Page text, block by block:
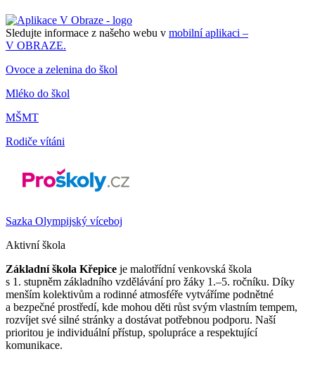
Sledujte informace z našeho webu v mobilní aplikaci –
V OBRAZE.
Ovoce a zelenina do škol
Mléko do škol
MŠMT
Rodiče vítáni
Sazka Olympijský víceboj
Aktivní škola
Základní škola Křepice je malotřídní venkovská škola
s 1. stupněm základního vzdělávání pro žáky 1.–5. ročníku. Díky
menším kolektivům a rodinné atmosféře vytváříme podnětné
a bezpečné prostředí, kde mohou děti růst svým vlastním tempem,
rozvíjet své silné stránky a dostávat potřebnou podporu. Naší
prioritou je individuální přístup, spolupráce a respektující
komunikace.